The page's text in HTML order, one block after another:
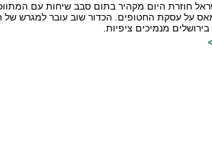
חוזרת היום מקהיר בתום סבב שיחות עם
על עסקת החטופים. הכדור שוב עובר למגרש של
מנמיכים ציפיות.